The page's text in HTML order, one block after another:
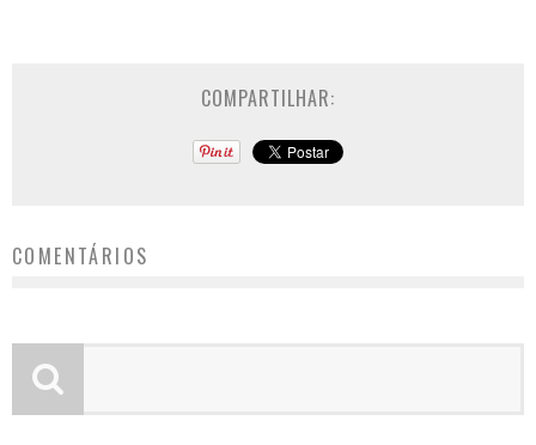
COMPARTILHAR:
COMENTÁRIOS